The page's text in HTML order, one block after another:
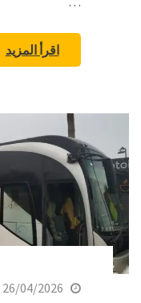
اقرأ المزيد
26/04/2026